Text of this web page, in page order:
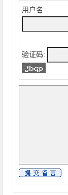
用户名:
验证码: